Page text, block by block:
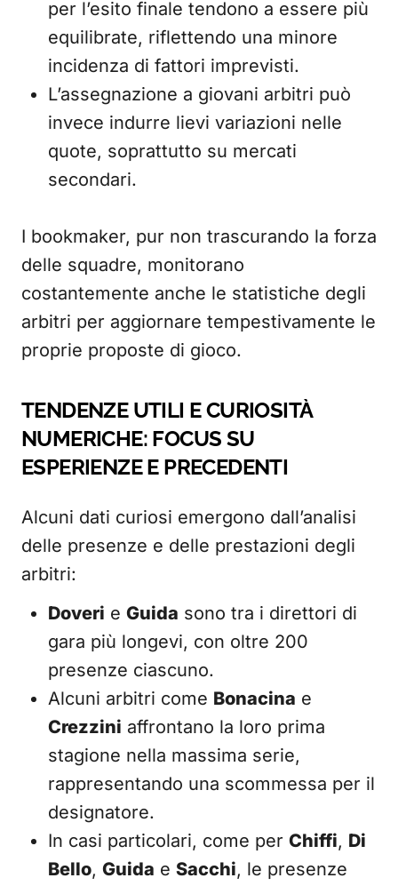
per l’esito finale tendono a essere più
equilibrate, riflettendo una minore
incidenza di fattori imprevisti.
L’assegnazione a giovani arbitri può
invece indurre lievi variazioni nelle
quote, soprattutto su mercati
secondari.
I bookmaker, pur non trascurando la forza
delle squadre, monitorano
costantemente anche le statistiche degli
arbitri per aggiornare tempestivamente le
proprie proposte di gioco.
TENDENZE UTILI E CURIOSITÀ
NUMERICHE: FOCUS SU
ESPERIENZE E PRECEDENTI
Alcuni dati curiosi emergono dall’analisi
delle presenze e delle prestazioni degli
arbitri:
Doveri e Guida sono tra i direttori di
gara più longevi, con oltre 200
presenze ciascuno.
Alcuni arbitri come Bonacina e
Crezzini affrontano la loro prima
stagione nella massima serie,
rappresentando una scommessa per il
designatore.
In casi particolari, come per Chiffi, Di
Bello, Guida e Sacchi, le presenze